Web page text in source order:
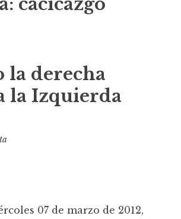
la derecha
la Izquierda
07 de marzo de 2012,